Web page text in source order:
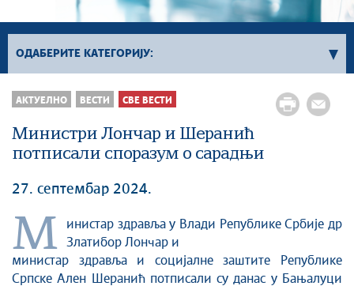
ОДАБЕРИТЕ КАТЕГОРИЈУ:
Све вести
Превентивни прегледи
Актуелности инспекцијске службе
Канцеларија за сарадњу са дијаспором
АКТУЕЛНО ВЕСТИ СВЕ ВЕСТИ
Министри Лончар и Шеранић
потписали споразум о сарадњи
27. септембар 2024.
M
инистар здравља у Влади Републике Србије др
Златибор Лончар и
министар здравља и социјалне заштите Републике
Српске Ален Шеранић потписали су данас у Бањалуци